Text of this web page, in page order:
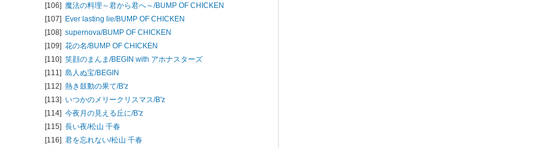
[106] 魔法の料理～君から君へ～/BUMP OF CHICKEN
[107] Ever lasting lie/BUMP OF CHICKEN
[108] supernova/BUMP OF CHICKEN
[109] 花の名/BUMP OF CHICKEN
[110] 笑顔のまんま/BEGIN with アホナスターズ
[111] 島人ぬ宝/BEGIN
[112] 熱き鼓動の果て/B'z
[113] いつかのメリークリスマス/B'z
[114] 今夜月の見える丘に/B'z
[115] 長い夜/松山 千春
[116] 君を忘れない/松山 千春